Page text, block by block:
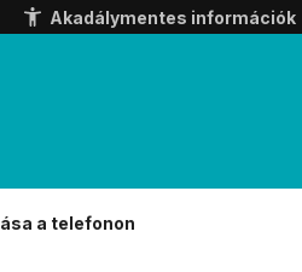
Akadálymentes információk
a telefonon